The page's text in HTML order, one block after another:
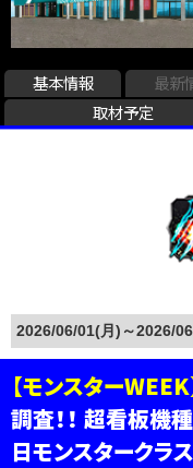
基本情報 最新
取材予定
2026/06/01(月)～2026/
【モンスターWEEK
調査！！ 超看板機
日モンスタークラ